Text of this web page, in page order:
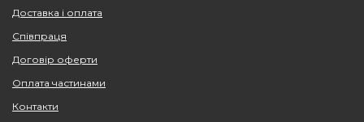
Доставка і оплата
Співпраця
Договір оферти
Оплата частинами
Контакти